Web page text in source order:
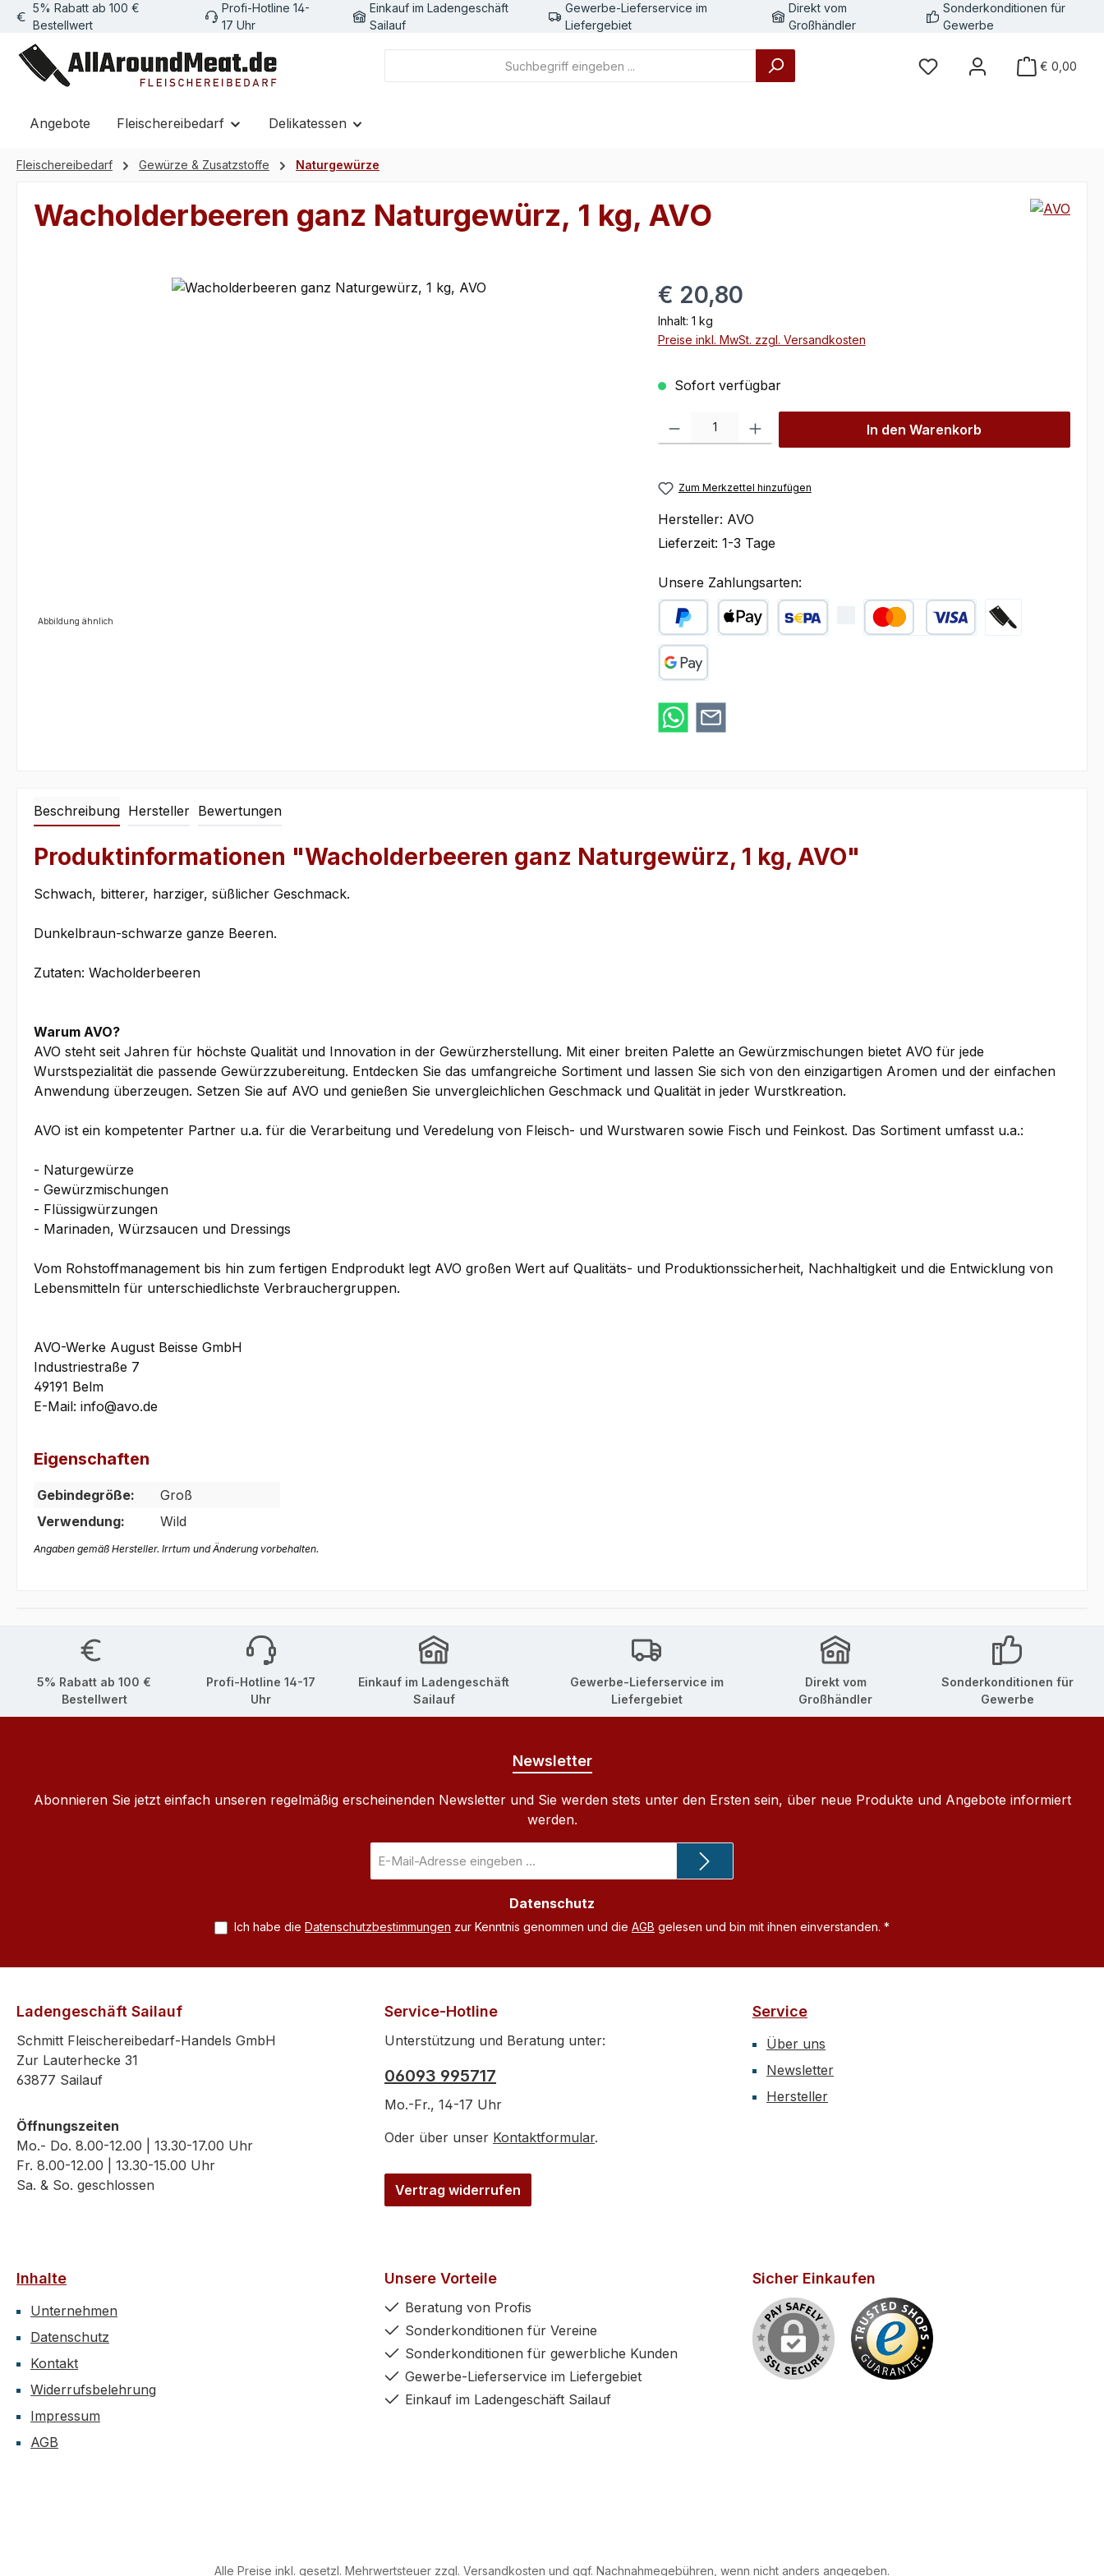
Hauptinhalt springen
Zur Suche springen
Zur Hauptnavigation springen
5% Rabatt ab 100 €
Bestellwert
Profi-Hotline 14-
17 Uhr
Einkauf im Ladengeschäft
Sailauf
Gewerbe-Lieferservice im
Liefergebiet
Direkt vom
Großhändler
Sonderkonditionen für
Gewerbe
€ 0,00
Angebote Fleischereibedarf Delikatessen
Fleischereibedarf Gewürze & Zusatzstoffe Naturgewürze
Wacholderbeeren ganz Naturgewürz, 1 kg, AVO
Bildergalerie überspringen
Abbildung ähnlich
Regulärer Preis:
€ 20,80
Inhalt: 1 kg
Preise inkl. MwSt. zzgl. Versandkosten
Sofort verfügbar
Produkt Anzahl: Gib den gewünschten Wert ein oder benutze die Schaltflächen
In den Warenkorb
Zum Merkzettel hinzufügen
Hersteller: AVO
Lieferzeit: 1-3 Tage
Unsere Zahlungsarten:
PayPal
Beschreibung Hersteller Bewertungen
Produktinformationen "Wacholderbeeren ganz Naturgewürz, 1 kg, AVO"
Schwach, bitterer, harziger, süßlicher Geschmack.
Dunkelbraun-schwarze ganze Beeren.
Zutaten: Wacholderbeeren
Warum AVO?
AVO steht seit Jahren für höchste Qualität und Innovation in der Gewürzherstellung. Mit einer breiten Palette an Gewürzmischungen bietet AVO für jede
Wurstspezialität die passende Gewürzzubereitung. Entdecken Sie das umfangreiche Sortiment und lassen Sie sich von den einzigartigen Aromen und der einfachen
Anwendung überzeugen. Setzen Sie auf AVO und genießen Sie unvergleichlichen Geschmack und Qualität in jeder Wurstkreation.
AVO ist ein kompetenter Partner u.a. für die Verarbeitung und Veredelung von Fleisch- und Wurstwaren sowie Fisch und Feinkost. Das Sortiment umfasst u.a.:
- Naturgewürze
- Gewürzmischungen
- Flüssigwürzungen
- Marinaden, Würzsaucen und Dressings
Vom Rohstoffmanagement bis hin zum fertigen Endprodukt legt AVO großen Wert auf Qualitäts- und Produktionssicherheit, Nachhaltigkeit und die Entwicklung von
Lebensmitteln für unterschiedlichste Verbrauchergruppen.
AVO-Werke August Beisse GmbH
Industriestraße 7
49191 Belm
E-Mail: info@avo.de
Eigenschaften
Gebindegröße:
Groß
Verwendung:
Wild
Angaben gemäß Hersteller. Irrtum und Änderung vorbehalten.
5% Rabatt ab 100 €
Bestellwert
Profi-Hotline 14-17
Uhr
Einkauf im Ladengeschäft
Sailauf
Gewerbe-Lieferservice im
Liefergebiet
Direkt vom
Großhändler
Sonderkonditionen für
Gewerbe
Newsletter
Abonnieren Sie jetzt einfach unseren regelmäßig erscheinenden Newsletter und Sie werden stets unter den Ersten sein, über neue Produkte und Angebote informiert
werden.
Mail-
Datenschutz
Ich habe die Datenschutzbestimmungen zur Kenntnis genommen und die AGB gelesen und bin mit ihnen einverstanden. *
Service-Hotline
Unterstützung und Beratung unter:
06093 995717
Mo.-Fr., 14-17 Uhr
Oder über unser Kontaktformular.
Vertrag widerrufen
Ladengeschäft Sailauf
Schmitt Fleischereibedarf-Handels GmbH
Zur Lauterhecke 31
63877 Sailauf
Öffnungszeiten
Mo.- Do. 8.00-12.00 | 13.30-17.00 Uhr
Fr. 8.00-12.00 | 13.30-15.00 Uhr
Sa. & So. geschlossen
Service
Über uns
Newsletter
Hersteller
Inhalte
Unternehmen
Datenschutz
Kontakt
Widerrufsbelehrung
Impressum
AGB
Unsere Vorteile
Beratung von Profis
Sonderkonditionen für Vereine
Sonderkonditionen für gewerbliche Kunden
Gewerbe-Lieferservice im Liefergebiet
Einkauf im Ladengeschäft Sailauf
Sicher Einkaufen
Alle Preise inkl. gesetzl. Mehrwertsteuer zzgl. Versandkosten und ggf. Nachnahmegebühren, wenn nicht anders angegeben.